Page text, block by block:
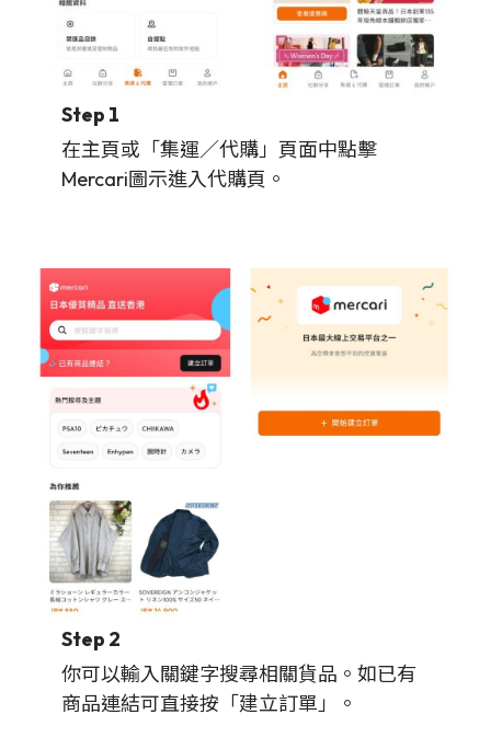
Step 1
在主頁或「集運／代購」頁面中點擊
Mercari圖示進入代購頁。
Step 2
你可以輸入關鍵字搜尋相關貨品。如已有
商品連結可直接按「建立訂單」。